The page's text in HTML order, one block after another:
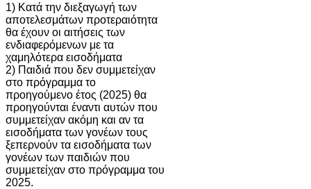
1) Κατά την διεξαγωγή των
αποτελεσμάτων προτεραιότητα
θα έχουν οι αιτήσεις των
ενδιαφερόμενων με τα
χαμηλότερα εισοδήματα
2) Παιδιά που δεν συμμετείχαν
στο πρόγραμμα το
προηγούμενο έτος (2025) θα
προηγούνται έναντι αυτών που
συμμετείχαν ακόμη και αν τα
εισοδήματα των γονέων τους
ξεπερνούν τα εισοδήματα των
γονέων των παιδιών που
συμμετείχαν στο πρόγραμμα του
2025.